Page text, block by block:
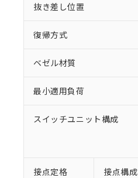
抜き差し位置
復帰方式
ベゼル材質
最小適用負荷
スイッチユニット構成
接点定格 接点構成